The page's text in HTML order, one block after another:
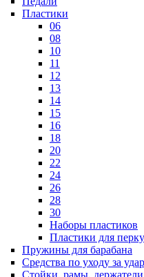
Пластики
06
08
10
11
12
13
14
15
16
18
20
22
24
26
28
30
Наборы пластиков
Пластики для
Пружины для барабана
Средства по уходу за
Стойки, рамы, держатели